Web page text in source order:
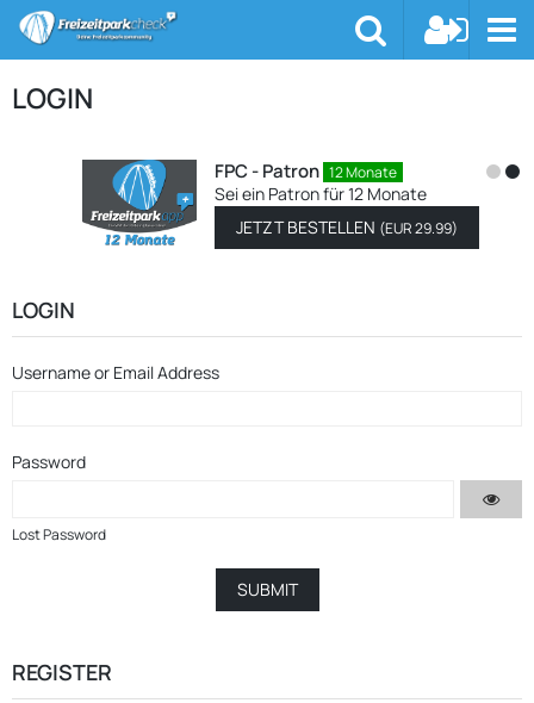
LOGIN
FPC - Patron 12 Monate
Sei ein Patron für 12 Monate
JETZT BESTELLEN(EUR 29.99)
LOGIN
Username or Email Address
Password
Lost Password
REGISTER